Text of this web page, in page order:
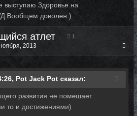
выступаю.Здоровье на
доволен:)
атлет 1
2013
Pot Jack Pot сказал:
развития не помешает.
то и достижениями)